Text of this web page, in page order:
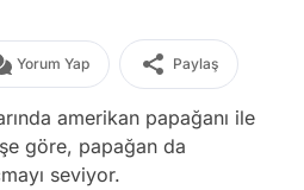
Yorum Yap Paylaş
amerikan papağanı ile
göre, papağan da
seviyor.